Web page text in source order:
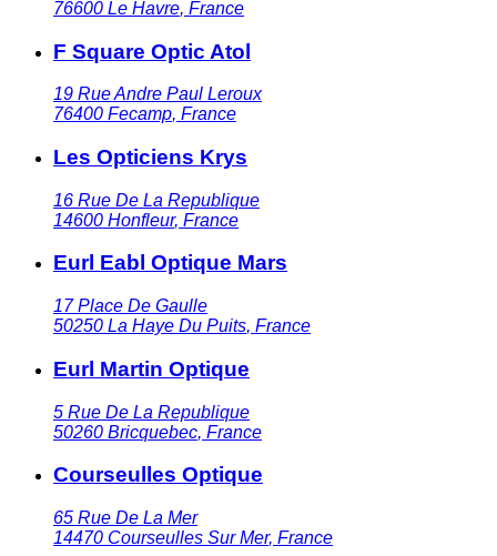
76600 Le Havre, France
F Square Optic Atol
19 Rue Andre Paul Leroux
76400 Fecamp, France
Les Opticiens Krys
16 Rue De La Republique
14600 Honfleur, France
Eurl Eabl Optique Mars
17 Place De Gaulle
50250 La Haye Du Puits, France
Eurl Martin Optique
5 Rue De La Republique
50260 Bricquebec, France
Courseulles Optique
65 Rue De La Mer
14470 Courseulles Sur Mer, France